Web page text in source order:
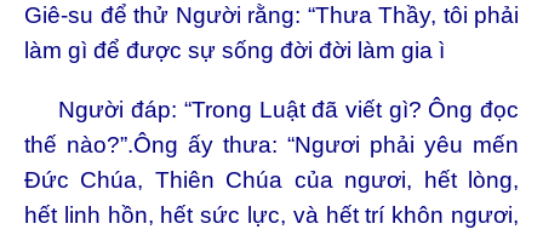
Giê-su để thử Người rằng: “Thưa Thầy, tôi phải
làm gì để được sự sống đời đời làm gia ì
Người đáp: “Trong Luật đã viết gì? Ông đọc
thế nào?”.Ông ấy thưa: “Ngươi phải yêu mến
Đức Chúa, Thiên Chúa của ngươi, hết lòng,
hết linh hồn, hết sức lực, và hết trí khôn ngươi,